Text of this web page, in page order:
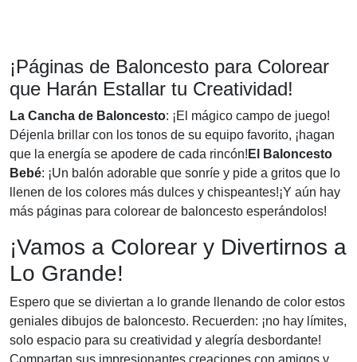
¡Páginas de Baloncesto para Colorear
que Harán Estallar tu Creatividad!
La Cancha de Baloncesto: ¡El mágico campo de juego!
Déjenla brillar con los tonos de su equipo favorito, ¡hagan
que la energía se apodere de cada rincón! El Baloncesto
Bebé: ¡Un balón adorable que sonríe y pide a gritos que lo
llenen de los colores más dulces y chispeantes!¡Y aún hay
más páginas para colorear de baloncesto esperándolos!
¡Vamos a Colorear y Divertirnos a
Lo Grande!
Espero que se diviertan a lo grande llenando de color estos
geniales dibujos de baloncesto. Recuerden: ¡no hay límites,
solo espacio para su creatividad y alegría desbordante!
Compartan sus impresionantes creaciones con amigos y